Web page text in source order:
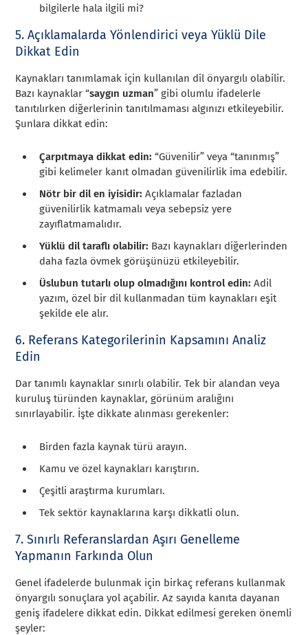
bilgilerle hala ilgili mi?
5. Açıklamalarda Yönlendirici veya Yüklü Dile
Dikkat Edin
Kaynakları tanımlamak için kullanılan dil önyargılı olabilir.
Bazı kaynaklar “saygın uzman” gibi olumlu ifadelerle
tanıtılırken diğerlerinin tanıtılmaması algınızı etkileyebilir.
Şunlara dikkat edin:
Çarpıtmaya dikkat edin:“Güvenilir” veya “tanınmış”
gibi kelimeler kanıt olmadan güvenilirlik ima edebilir.
Nötr bir dil en iyisidir: Açıklamalar fazladan
güvenilirlik katmamalı veya sebepsiz yere
zayıflatmamalıdır.
Yüklü dil taraflı olabilir: Bazı kaynakları diğerlerinden
daha fazla övmek görüşünüzü etkileyebilir.
Üslubun tutarlı olup olmadığını kontrol edin: Adil
yazım, özel bir dil kullanmadan tüm kaynakları eşit
şekilde ele alır.
6. Referans Kategorilerinin Kapsamını Analiz
Edin
Dar tanımlı kaynaklar sınırlı olabilir. Tek bir alandan veya
kuruluş türünden kaynaklar, görünüm aralığını
sınırlayabilir. İşte dikkate alınması gerekenler:
Birden fazla kaynak türü arayın.
Kamu ve özel kaynakları karıştırın.
Çeşitli araştırma kurumları.
Tek sektör kaynaklarına karşı dikkatli olun.
7. Sınırlı Referanslardan Aşırı Genelleme
Yapmanın Farkında Olun
Genel ifadelerde bulunmak için birkaç referans kullanmak
önyargılı sonuçlara yol açabilir. Az sayıda kanıta dayanan
geniş ifadelere dikkat edin. Dikkat edilmesi gereken önemli
şeyler: